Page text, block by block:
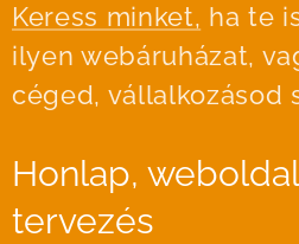
Keress minket, ha te
ilyen webáruházat,
céged, vállalkozásod
Honlap,
tervezés